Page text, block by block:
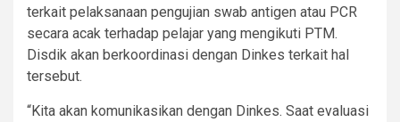
terkait pelaksanaan pengujian swab antigen atau PCR
secara acak terhadap pelajar yang mengikuti PTM.
Disdik akan berkoordinasi dengan Dinkes terkait hal
tersebut.
“Kita akan komunikasikan dengan Dinkes. Saat evaluasi